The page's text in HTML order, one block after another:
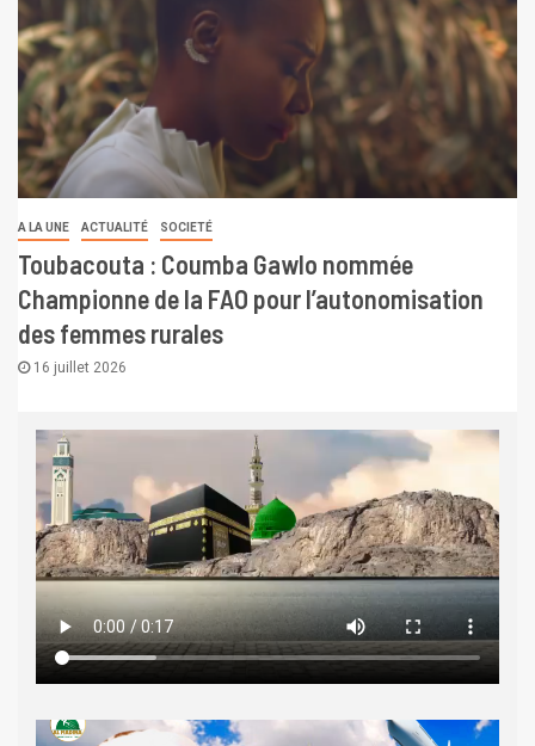
A LA UNE ACTUALITÉ SOCIETÉ
Toubacouta : Coumba Gawlo nommée
Championne de la FAO pour l’autonomisation
des femmes rurales
16 juillet 2026